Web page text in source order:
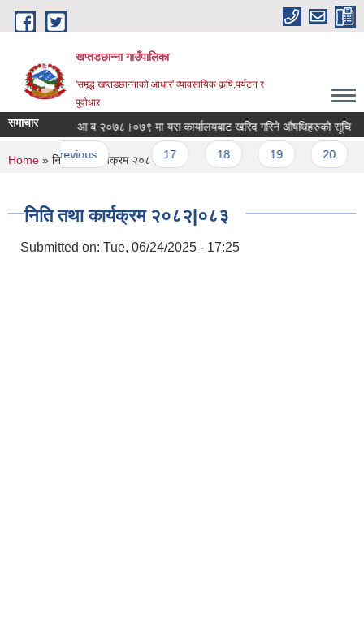
Skip to main content
खप्तडछान्ना गाउँपालिका
'समृद्ध खप्तडछान्नाको आधार' व्यावसायिक कृषि,पर्यटन र
पूर्वाधार
समाचार
बारे । आ ब २०७८।०७९ मा यस कार्यालयबाट खरिद गरिने ‌औषधिहरुको सूचि
‹ previous … 20
You are here
Home » निति तथा कार्यक्रम २०८२|०८३
निति तथा कार्यक्रम २०८२|०८३
Submitted on: Tue, 06/24/2025 - 17:25